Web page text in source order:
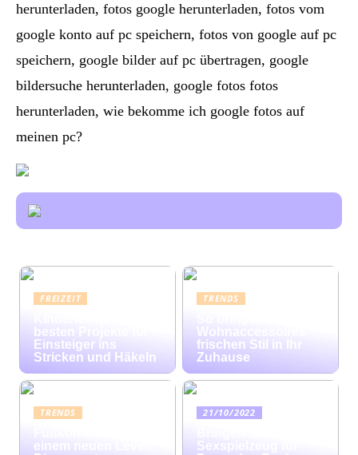
herunterladen, fotos google herunterladen, fotos vom
google konto auf pc speichern, fotos von google auf pc
speichern, google bilder auf pc übertragen, google
bildersuche herunterladen, google fotos fotos
herunterladen, wie bekomme ich google fotos auf
meinen pc?
FREIZEIT
besten Projekte für
Einsteiger ins
Stricken und Häkeln
TRENDS
Wohnaccessoires
frischen Stil in Ihr
Zuhause
TRENDS
einem neuen Level:
21/10/2022
Sexspielzeug für